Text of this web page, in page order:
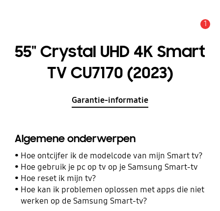
1
55" Crystal UHD 4K Smart
TV CU7170 (2023)
Garantie-informatie
Algemene onderwerpen
Hoe ontcijfer ik de modelcode van mijn Smart tv?
Hoe gebruik je pc op tv op je Samsung Smart-tv
Hoe reset ik mijn tv?
Hoe kan ik problemen oplossen met apps die niet
werken op de Samsung Smart-tv?